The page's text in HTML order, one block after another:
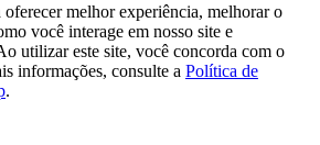
melhor experiência, melhorar o
você interage em nosso site e
utilizar este site, você concorda com o
informações, consulte a Política de
.